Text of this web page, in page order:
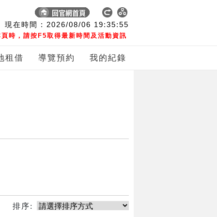
現在時間 : 2026/08/06 19:35:55
時，請按F5取得最新時間及活動資訊
租借 導覽預約 我的紀錄
排序: